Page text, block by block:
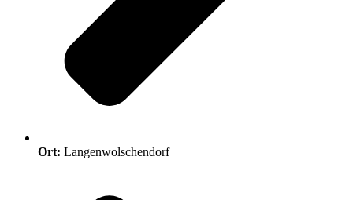
Ort: Langenwolschendorf